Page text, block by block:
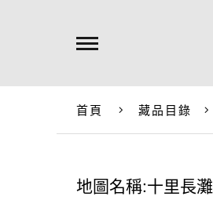
首頁 藏品目錄
地圖名稱:十里長灘